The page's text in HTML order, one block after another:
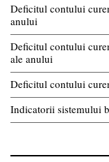
Deficitul contului
anului
Deficitul contului
ale anului
Deficitul contului
Indicatorii sistemului